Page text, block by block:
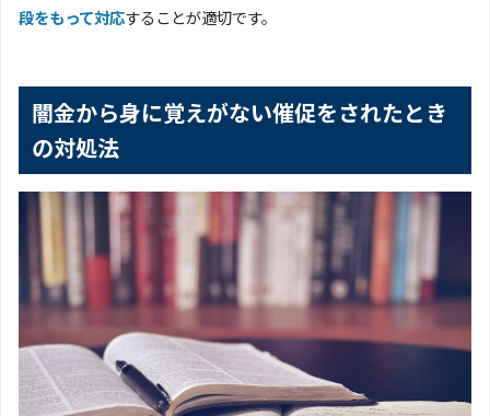
段をもって対応することが適切です。
闇金から身に覚えがない催促をされたとき
の対処法